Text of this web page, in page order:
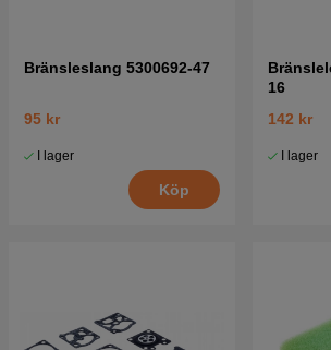
Bränsleslang 5300692-47
95 kr
I lager
Köp
16
142 kr
I lager